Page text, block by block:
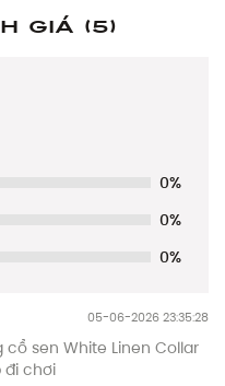
giá (5)
0%
0%
0%
05-06-2026 23:35:28
sen White Linen Collar
đi chơi